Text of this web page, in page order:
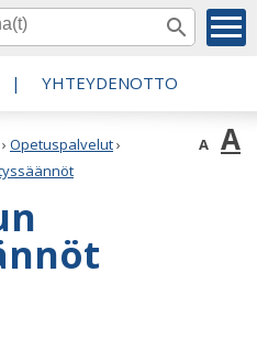
| YHTEYDENOTTO
› Opetuspalvelut›
A A